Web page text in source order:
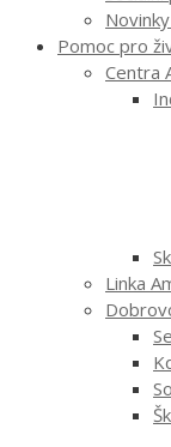
Pomoc pro
Centra
Linka